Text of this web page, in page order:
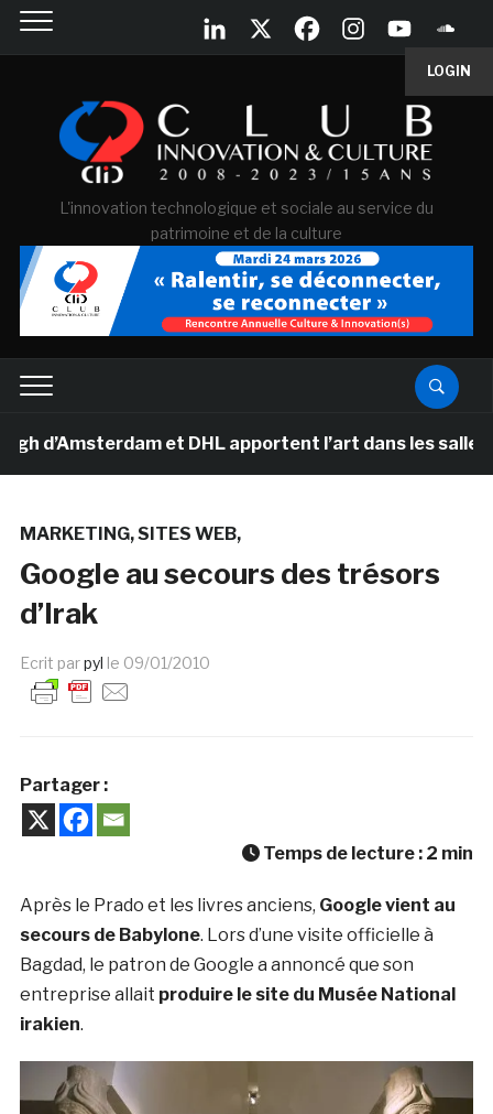
LOGIN
L'innovation technologique et sociale au service du
patrimoine et de la culture
et DHL apportent l’art dans les salles de
MARKETING SITES WEB
Google au secours des trésors
d’Irak
Ecrit parpyl le 09/01/2010
Partager :
Temps de lecture : 2 min
Après le Prado et les livres anciens, Google vient au
secours de Babylone. Lors d’une visite officielle à
Bagdad, le patron de Google a annoncé que son
entreprise allait produire le site du Musée National
irakien.